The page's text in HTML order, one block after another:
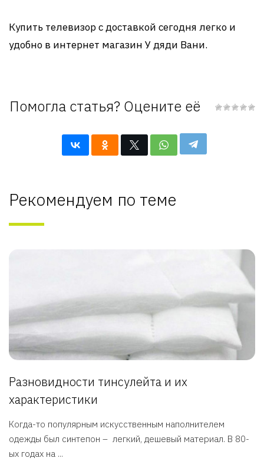
Купить телевизор с доставкой сегодня легко и
удобно в интернет магазин У дяди Вани.
Помогла статья? Оцените её
Рекомендуем по теме
Разновидности тинсулейта и их
характеристики
Когда-то популярным искусственным наполнителем
одежды был синтепон – легкий, дешевый материал. В 80-
ых годах на ...